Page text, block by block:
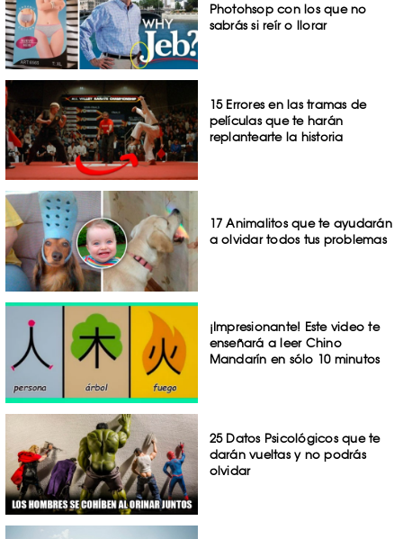
Photohsop con los que no
sabrás si reír o llorar
15 Errores en las tramas de
películas que te harán
replantearte la historia
17 Animalitos que te ayudarán
a olvidar todos tus problemas
¡Impresionante! Este video te
enseñará a leer Chino
Mandarín en sólo 10 minutos
25 Datos Psicológicos que te
darán vueltas y no podrás
olvidar